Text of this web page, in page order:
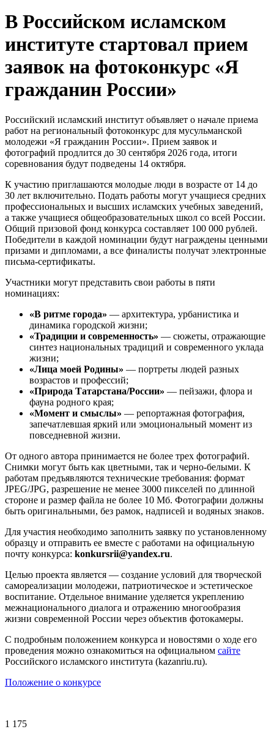
В Российском исламском
институте стартовал прием
заявок на фотоконкурс «Я
гражданин России»
Российский исламский институт объявляет о начале приема
работ на региональный фотоконкурс для мусульманской
молодежи «Я гражданин России». Прием заявок и
фотографий продлится до 30 сентября 2026 года, итоги
соревнования будут подведены 14 октября.
К участию приглашаются молодые люди в возрасте от 14 до
30 лет включительно. Подать работы могут учащиеся средних
профессиональных и высших исламских учебных заведений,
а также учащиеся общеобразовательных школ со всей России.
Общий призовой фонд конкурса составляет 100 000 рублей.
Победители в каждой номинации будут награждены ценными
призами и дипломами, а все финалисты получат электронные
письма-сертификаты.
Участники могут представить свои работы в пяти
номинациях:
«В ритме города» — архитектура, урбанистика и
динамика городской жизни;
«Традиции и современность» — сюжеты, отражающие
синтез национальных традиций и современного уклада
жизни;
«Лица моей Родины» — портреты людей разных
возрастов и профессий;
«Природа Татарстана/России» — пейзажи, флора и
фауна родного края;
«Момент и смыслы» — репортажная фотография,
запечатлевшая яркий или эмоциональный момент из
повседневной жизни.
От одного автора принимается не более трех фотографий.
Снимки могут быть как цветными, так и черно-белыми. К
работам предъявляются технические требования: формат
JPEG/JPG, разрешение не менее 3000 пикселей по длинной
стороне и размер файла не более 10 Мб. Фотографии должны
быть оригинальными, без рамок, надписей и водяных знаков.
Для участия необходимо заполнить заявку по установленному
образцу и отправить ее вместе с работами на официальную
почту конкурса: konkursrii@yandex.ru.
Целью проекта является — создание условий для творческой
самореализации молодежи, патриотическое и эстетическое
воспитание. Отдельное внимание уделяется укреплению
межнационального диалога и отражению многообразия
жизни современной России через объектив фотокамеры.
С подробным положением конкурса и новостями о ходе его
проведения можно ознакомиться на официальном сайте
Российского исламского института (kazanriu.ru).
Положение о конкурсе
1 175